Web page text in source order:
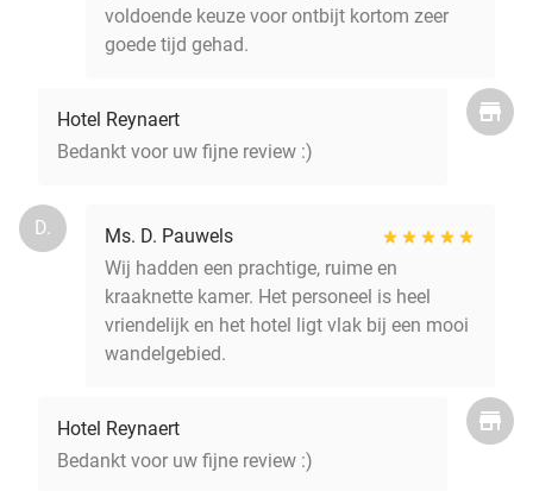
voldoende keuze voor ontbijt kortom zeer
goede tijd gehad.
Hotel Reynaert
Bedankt voor uw fijne review :)
D.
Ms. D. Pauwels
Wij hadden een prachtige, ruime en
kraaknette kamer. Het personeel is heel
vriendelijk en het hotel ligt vlak bij een mooi
wandelgebied.
Hotel Reynaert
Bedankt voor uw fijne review :)